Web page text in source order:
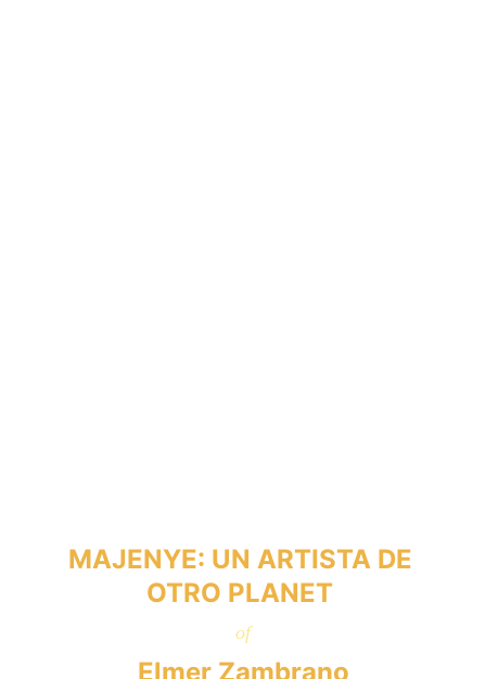
MAJENYE: UN ARTISTA DE
OTRO PLANET
of
Elmer Zambrano